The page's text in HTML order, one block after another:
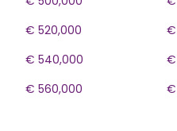
€ 520,000 €
€ 540,000 €
€ 560,000 €